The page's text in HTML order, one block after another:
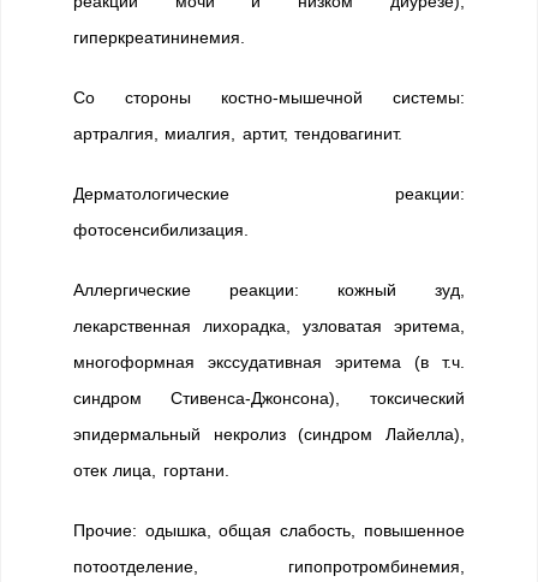
гиперкреатининемия.
Со стороны костно-мышечной системы:
артралгия, миалгия, артит, тендовагинит.
Дерматологические реакции:
фотосенсибилизация.
Аллергические реакции: кожный зуд,
лекарственная лихорадка, узловатая эритема,
многоформная экссудативная эритема (в т.ч.
синдром Стивенса-Джонсона), токсический
эпидермальный некролиз (синдром Лайелла),
отек лица, гортани.
Прочие: одышка, общая слабость, повышенное
потоотделение, гипопротромбинемия,